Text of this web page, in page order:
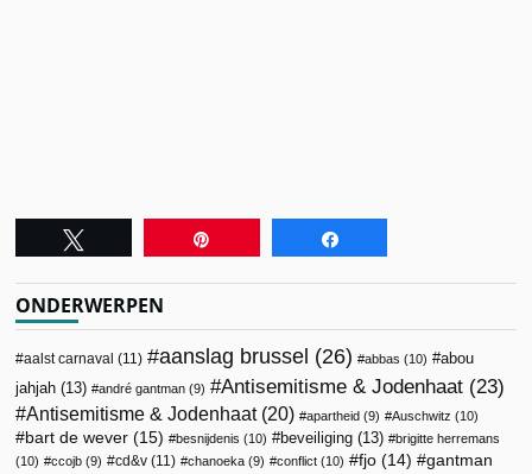
ONDERWERPEN
aalst carnaval (11) aanslag brussel (26) abbas (10)
abou
jahjah (13) andré gantman (9) Antisemitisme & Jodenhaat (23)
Antisemitisme & Jodenhaat(20) apartheid (9) Auschwitz (10)
bart de wever (15) besnijdenis (10) beveiliging (13)
brigitte herremans
(10)
ccojb (9) cd&v (11) chanoeka (9) conflict (10) fjo (14) gantman